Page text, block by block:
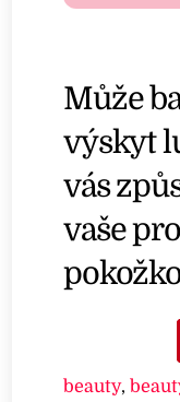
Může
výskyt
vás
vaše
beauty,